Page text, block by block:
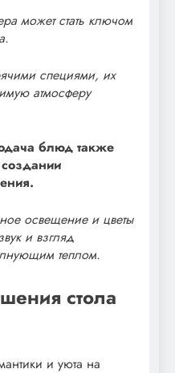
может стать ключом
специями, их
атмосферу
блюд также
освещение и цветы
и взгляд
теплом.
стола
и уюта на